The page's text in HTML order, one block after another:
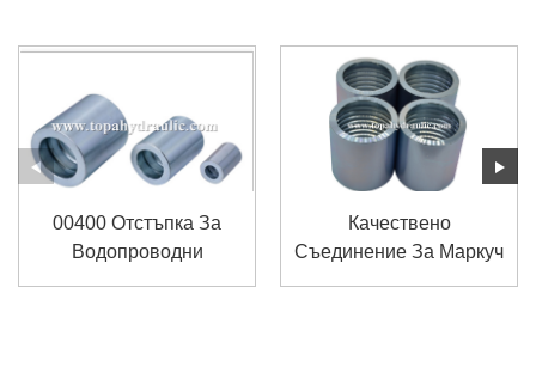
00400 Отстъпка За
Водопроводни
Качествено
Съединение За Маркуч